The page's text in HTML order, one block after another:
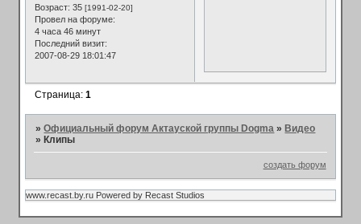
Возраст: 35[1991-02-20]
Провел на форуме:
4 часа 46 минут
Последний визит:
2007-08-29 18:01:47
Страница:1
»Официальный форум Актауской группы Dogma »Видео
»Клипы
создать форум
www.recast.by.ru Powered by Recast Studios